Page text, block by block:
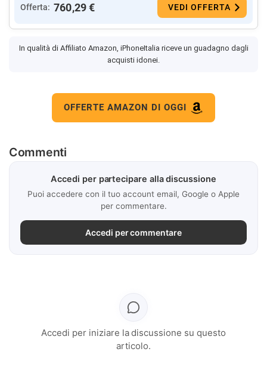
Offerta: 760,29 € VEDI OFFERTA
In qualità di Affiliato Amazon, iPhoneItalia riceve un guadagno dagli
acquisti idonei.
OFFERTE AMAZON DI OGGI
Commenti
Accedi per partecipare alla discussione
Puoi accedere con il tuo account email, Google o Apple
per commentare.
Accedi per commentare
Accedi per iniziare la discussione su questo
articolo.